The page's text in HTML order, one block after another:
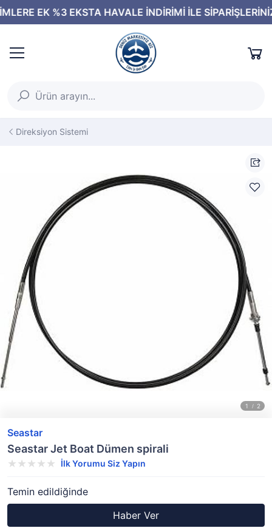
Direksiyon Sistemi
Seastar
Seastar Jet Boat Dümen spirali
İlk Yorumu Siz Yapın
Temin edildiğinde
Haber Ver